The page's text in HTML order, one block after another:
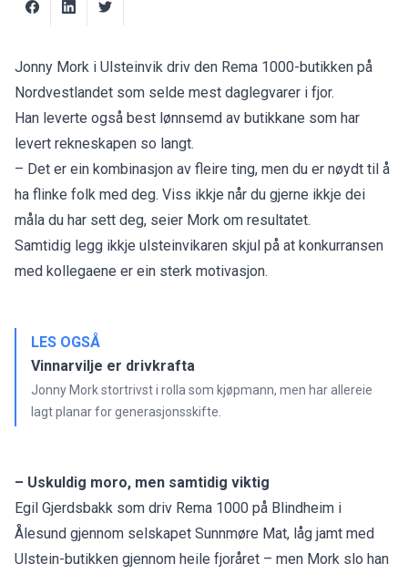
Jonny Mork i Ulsteinvik driv den Rema 1000-butikken på
Nordvestlandet som selde mest daglegvarer i fjor.
Han leverte også best lønnsemd av butikkane som har
levert rekneskapen so langt.
– Det er ein kombinasjon av fleire ting, men du er nøydt til å
ha flinke folk med deg. Viss ikkje når du gjerne ikkje dei
måla du har sett deg, seier Mork om resultatet.
Samtidig legg ikkje ulsteinvikaren skjul på at konkurransen
med kollegaene er ein sterk motivasjon.
LES OGSÅ
Vinnarvilje er drivkrafta
Jonny Mork stortrivst i rolla som kjøpmann, men har allereie
lagt planar for generasjonsskifte.
– Uskuldig moro, men samtidig viktig
Egil Gjerdsbakk som driv Rema 1000 på Blindheim i
Ålesund gjennom selskapet Sunnmøre Mat, låg jamt med
Ulstein-butikken gjennom heile fjoråret – men Mork slo han